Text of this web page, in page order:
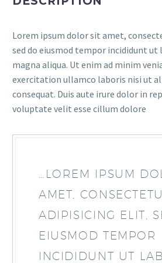
Lorem ipsum dolor sit amet,
sed do eiusmod tempor incididunt ut
magna aliqua. Ut enim ad minim
exercitation ullamco laboris nisi ut
consequat. Duis aute irure dolor in
voluptate velit esse cillum dolore
…LOREM IPSUM
AMET,
ADIPISICING ELIT,
EIUSMOD TEMPOR
INCIDIDUNT UT